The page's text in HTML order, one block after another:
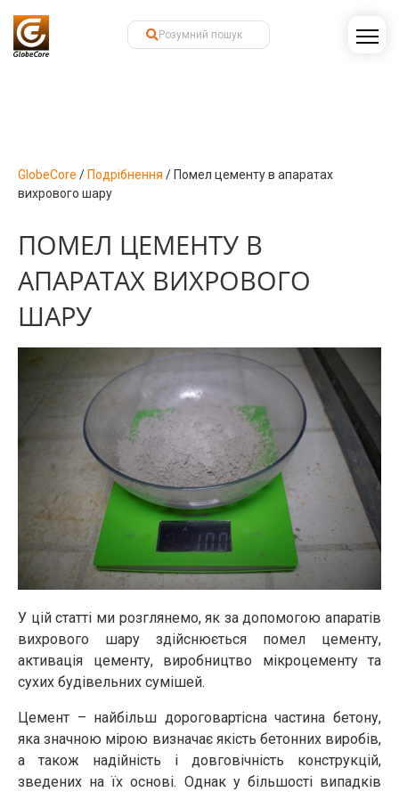
GlobeCore / Подрібнення / Помел цементу в апаратах
вихрового шару
ПОМЕЛ ЦЕМЕНТУ В
АПАРАТАХ ВИХРОВОГО
ШАРУ
У цій статті ми розглянемо, як за допомогою апаратів
вихрового шару здійснюється помел цементу,
активація цементу, виробництво мікроцементу та
сухих будівельних сумішей.
Цемент – найбільш дороговартісна частина бетону,
яка значною мірою визначає якість бетонних виробів,
а також надійність і довговічність конструкцій,
зведених на їх основі. Однак у більшості випадків